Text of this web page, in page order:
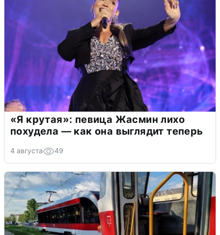
«Я крутая»: певица Жасмин лихо
похудела — как она выглядит теперь
4 августа 49